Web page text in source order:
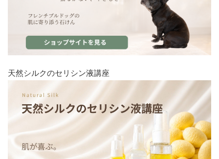
天然シルクのセリシン液講座